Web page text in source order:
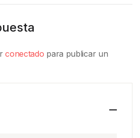
conectado para publicar un